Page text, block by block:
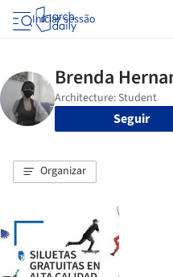
Iniciar sessão
Seguir
Organizar